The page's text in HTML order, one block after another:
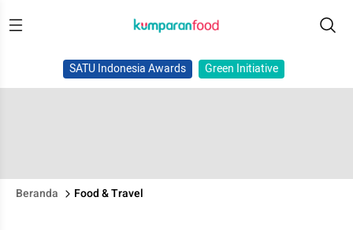
SATU Indonesia Awards Green Initiative
Beranda Food & Travel